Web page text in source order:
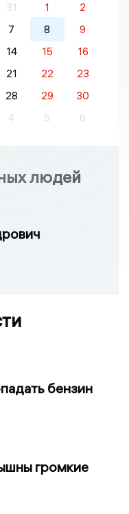
31 1
2
7 8
9
14 15
16
21 22
23
28 29
30
4 5 6
людей
бензин
громкие